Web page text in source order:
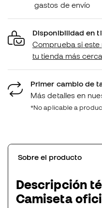
gastos de envío
Disponibilidad en
Comprueba si
tu tienda más
Primer cambio de
Más detalles en
*No aplicable a
Sobre el producto
Descripción
Camiseta